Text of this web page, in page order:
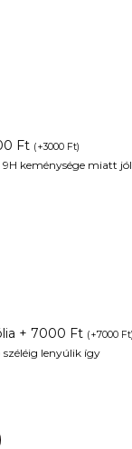
Ft (+3000 Ft)
keménysége miatt jól
+ 7000 Ft (+7000 Ft
lenyúlik így